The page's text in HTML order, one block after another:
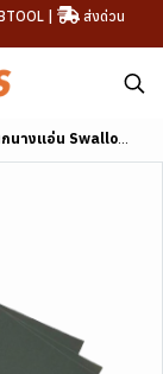
|
ส่งด่วน
Water Proof Abrasive Paper